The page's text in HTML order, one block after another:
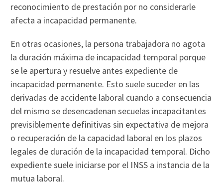
reconocimiento de prestación por no considerarle
afecta a incapacidad permanente.
En otras ocasiones, la persona trabajadora no agota
la duración máxima de incapacidad temporal porque
se le apertura y resuelve antes expediente de
incapacidad permanente. Esto suele suceder en las
derivadas de accidente laboral cuando a consecuencia
del mismo se desencadenan secuelas incapacitantes
previsiblemente definitivas sin expectativa de mejora
o recuperación de la capacidad laboral en los plazos
legales de duración de la incapacidad temporal. Dicho
expediente suele iniciarse por el INSS a instancia de la
mutua laboral.